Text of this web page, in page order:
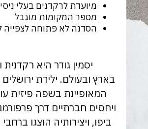
מיועדת לרקדנים בעלי
מספר המקומות מוגבל
הסדנה לא פתוחה לצפייה
יסמין גודר היא
המאופיינת בשפה פיזית
ביפו, ויצירותיה הוצגו